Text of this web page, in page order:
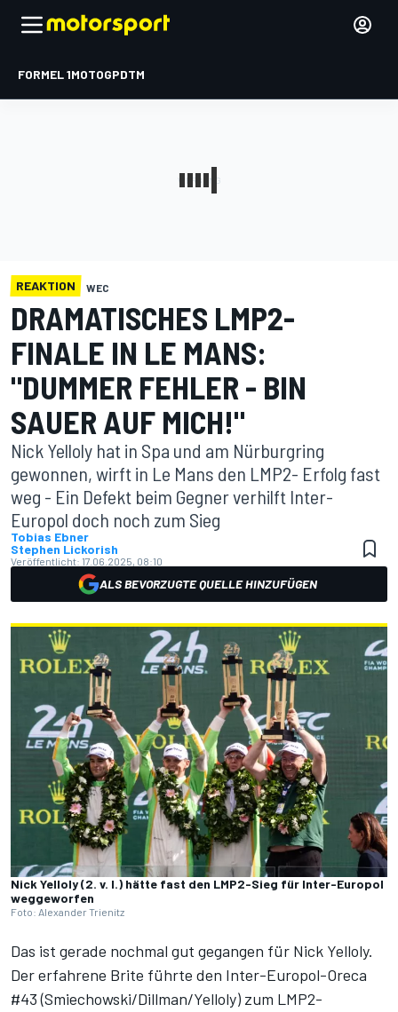
FORMEL 1MOTOGPDTM
REAKTION WEC
DRAMATISCHES LMP2-
FINALE IN LE MANS:
"DUMMER FEHLER - BIN
SAUER AUF MICH!"
Nick Yelloly hat in Spa und am Nürburgring
gewonnen, wirft in Le Mans den LMP2- Erfolg fast
weg - Ein Defekt beim Gegner verhilft Inter-
Europol doch noch zum Sieg
Tobias Ebner
Stephen Lickorish
Veröffentlicht: 17.06.2025, 08:10
ALS BEVORZUGTE QUELLE HINZUFÜGEN
Nick Yelloly (2. v. l.) hätte fast den LMP2-Sieg für Inter-Europol
weggeworfen
Foto: Alexander Trienitz
Das ist gerade nochmal gut gegangen für Nick Yelloly.
Der erfahrene Brite führte den Inter-Europol-Oreca
#43 (Smiechowski/Dillman/Yelloly) zum LMP2-